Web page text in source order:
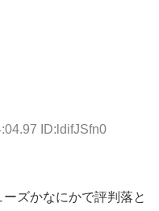
ID:ldifJSfn0
ズかなにかで評判落と